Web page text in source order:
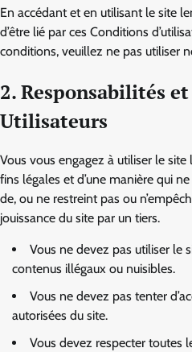
En accédant et en utilisant le site
d’être lié par ces Conditions
conditions, veuillez ne pas utiliser
2. Responsabilités
Utilisateurs
Vous vous engagez à utiliser le
fins légales et d’une manière qui
de, ou ne restreint pas ou
jouissance du site par un tiers.
Vous ne devez pas utiliser le
contenus illégaux ou nuisibles.
Vous ne devez pas tenter
autorisées du site.
Vous devez respecter toutes